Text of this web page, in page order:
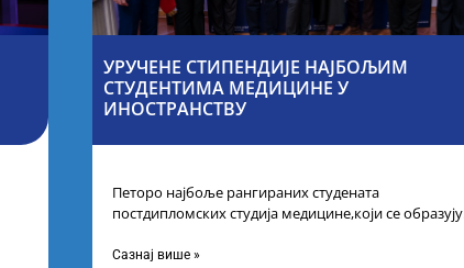
УРУЧЕНЕ СТИПЕНДИЈЕ НАЈБОЉИМ
СТУДЕНТИМА МЕДИЦИНЕ У
ИНОСТРАНСТВУ
Петоро најбоље рангираних студената
постдипломских студија медицине,који се образују
је додатнестипендије од по 10.000
Сазнај више »